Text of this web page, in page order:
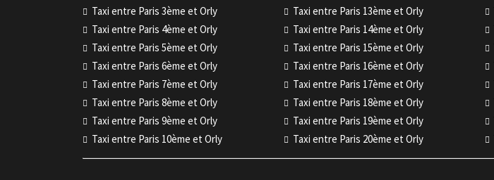
Taxi entre Paris 3ème et Orly
Taxi entre Paris 4ème et Orly
Taxi entre Paris 5ème et Orly
Taxi entre Paris 6ème et Orly
Taxi entre Paris 7ème et Orly
Taxi entre Paris 8ème et Orly
Taxi entre Paris 9ème et Orly
Taxi entre Paris 10ème et Orly
Taxi entre Paris 13ème et Orly
Taxi entre Paris 14ème et Orly
Taxi entre Paris 15ème et Orly
Taxi entre Paris 16ème et Orly
Taxi entre Paris 17ème et Orly
Taxi entre Paris 18ème et Orly
Taxi entre Paris 19ème et Orly
Taxi entre Paris 20ème et Orly